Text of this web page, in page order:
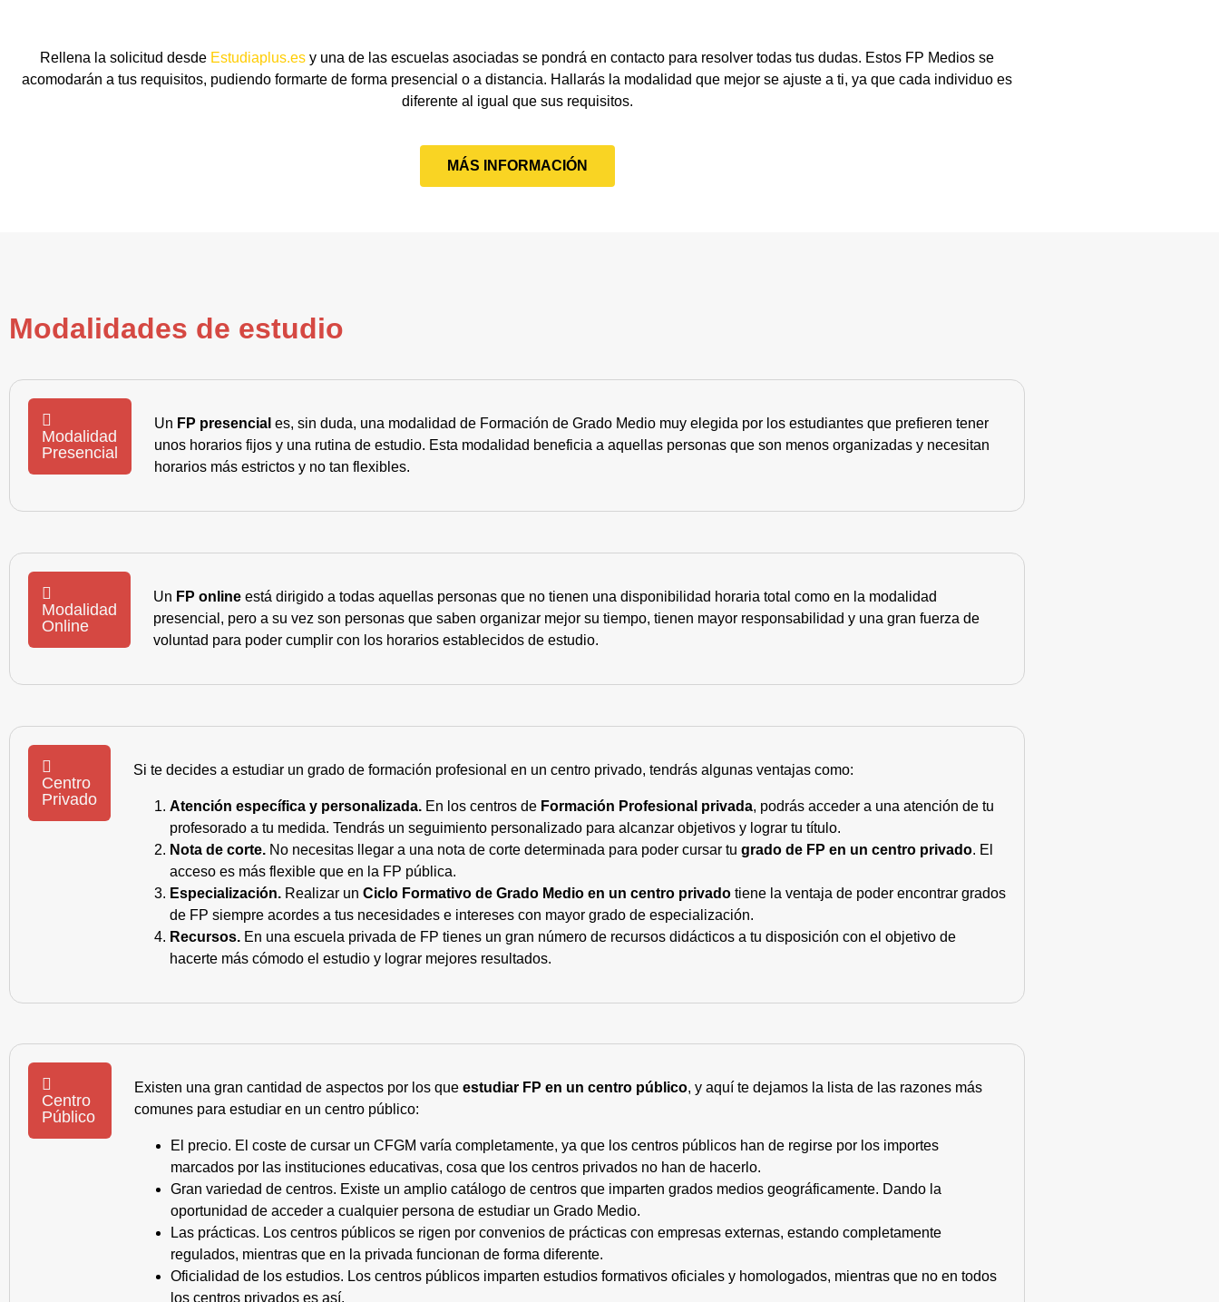
Rellena la solicitud desde Estudiaplus.es y una de las escuelas asociadas se pondrá en contacto para resolver todas tus dudas. Estos FP Medios se
acomodarán a tus requisitos, pudiendo formarte de forma presencial o a distancia. Hallarás la modalidad que mejor se ajuste a ti, ya que cada individuo es
diferente al igual que sus requisitos.
MÁS INFORMACIÓN
Modalidades de estudio
Modalidad
Presencial
Un FP presencial es, sin duda, una modalidad de Formación de Grado Medio muy elegida por los estudiantes que prefieren tener
unos horarios fijos y una rutina de estudio. Esta modalidad beneficia a aquellas personas que son menos organizadas y necesitan
horarios más estrictos y no tan flexibles.
Modalidad
Online
Un FP online está dirigido a todas aquellas personas que no tienen una disponibilidad horaria total como en la modalidad
presencial, pero a su vez son personas que saben organizar mejor su tiempo, tienen mayor responsabilidad y una gran fuerza de
voluntad para poder cumplir con los horarios establecidos de estudio.
Centro
Privado
Si te decides a estudiar un grado de formación profesional en un centro privado, tendrás algunas ventajas como:
Atención específica y personalizada. En los centros de Formación Profesional privada, podrás acceder a una atención de tu
profesorado a tu medida. Tendrás un seguimiento personalizado para alcanzar objetivos y lograr tu título.
Nota de corte. No necesitas llegar a una nota de corte determinada para poder cursar tu grado de FP en un centro privado. El
acceso es más flexible que en la FP pública.
Especialización. Realizar un Ciclo Formativo de Grado Medio en un centro privado tiene la ventaja de poder encontrar grados
de FP siempre acordes a tus necesidades e intereses con mayor grado de especialización.
Recursos. En una escuela privada de FP tienes un gran número de recursos didácticos a tu disposición con el objetivo de
hacerte más cómodo el estudio y lograr mejores resultados.
Centro
Público
Existen una gran cantidad de aspectos por los queestudiar FP en un centro público, y aquí te dejamos la lista de las razones más
comunes para estudiar en un centro público:
El precio. El coste de cursar un CFGM varía completamente, ya que los centros públicos han de regirse por los importes
marcados por las instituciones educativas, cosa que los centros privados no han de hacerlo.
Gran variedad de centros. Existe un amplio catálogo de centros que imparten grados medios geográficamente. Dando la
oportunidad de acceder a cualquier persona de estudiar un Grado Medio.
Las prácticas. Los centros públicos se rigen por convenios de prácticas con empresas externas, estando completamente
regulados, mientras que en la privada funcionan de forma diferente.
Oficialidad de los estudios. Los centros públicos imparten estudios formativos oficiales y homologados, mientras que no en todos
los centros privados es así.